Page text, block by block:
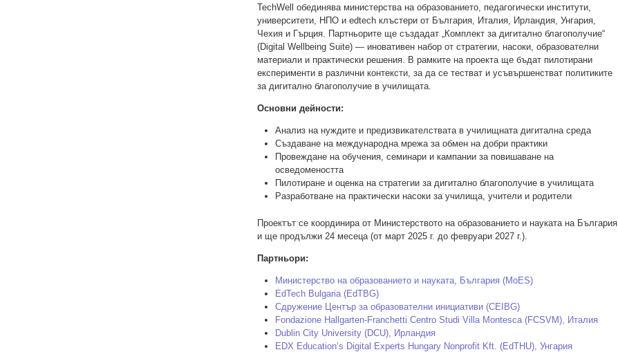
TechWell обединява министерства на образованието, педагогически институти,
университети, НПО и edtech клъстери от България, Италия, Ирландия, Унгария,
Чехия и Гърция. Партньорите ще създадат „Комплект за дигитално благополучие“
(Digital Wellbeing Suite) — иновативен набор от стратегии, насоки, образователни
материали и практически решения. В рамките на проекта ще бъдат пилотирани
експерименти в различни контексти, за да се тестват и усъвършенстват политиките
за дигитално благополучие в училищата.
Основни дейности:
Анализ на нуждите и предизвикателствата в училищната дигитална среда
Създаване на международна мрежа за обмен на добри практики
Провеждане на обучения, семинари и кампании за повишаване на
осведомеността
Пилотиране и оценка на стратегии за дигитално благополучие в училищата
Разработване на практически насоки за училища, учители и родители
Проектът се координира от Министерството на образованието и науката на България
и ще продължи 24 месеца (от март 2025 г. до февруари 2027 г.).
Партньори:
Министерство на образованието и науката, България (MoES)
EdTech Bulgaria (EdTBG)
Сдружение Център за образователни инициативи (CEIBG)
Fondazione Hallgarten-Franchetti Centro Studi Villa Montesca (FCSVM), Италия
Dublin City University (DCU), Ирландия
EDX Education’s Digital Experts Hungary Nonprofit Kft. (EdTHU), Унгария